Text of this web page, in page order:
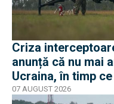
Criza
anunță că nu mai
Ucraina, în timp
07 AUGUST 2026